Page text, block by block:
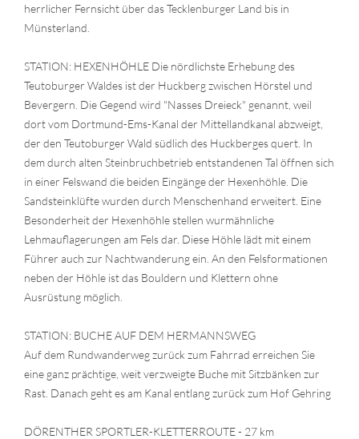
herrlicher Fernsicht über das Tecklenburger Land bis in
Münsterland.
STATION: HEXENHÖHLE Die nördlichste Erhebung des
Teutoburger Waldes ist der Huckberg zwischen Hörstel und
Bevergern. Die Gegend wird "Nasses Dreieck" genannt, weil
dort vom Dortmund-Ems-Kanal der Mittellandkanal abzweigt,
der den Teutoburger Wald südlich des Huckberges quert. In
dem durch alten Steinbruchbetrieb entstandenen Tal öffnen sich
in einer Felswand die beiden Eingänge der Hexenhöhle. Die
Sandsteinklüfte wurden durch Menschenhand erweitert. Eine
Besonderheit der Hexenhöhle stellen wurmähnliche
Lehmauflagerungen am Fels dar. Diese Höhle lädt mit einem
Führer auch zur Nachtwanderung ein. An den Felsformationen
neben der Höhle ist das Bouldern und Klettern ohne
Ausrüstung möglich.
STATION: BUCHE AUF DEM HERMANNSWEG
Auf dem Rundwanderweg zurück zum Fahrrad erreichen Sie
eine ganz prächtige, weit verzweigte Buche mit Sitzbänken zur
Rast. Danach geht es am Kanal entlang zurück zum Hof Gehring
DÖRENTHER SPORTLER-KLETTERROUTE - 27 km